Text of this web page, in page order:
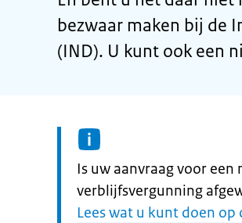
bezwaar maken bij de
(IND). U kunt ook een
Informatie:
Is uw aanvraag voor
verblijfsvergunning
Lees wat u kunt doen op